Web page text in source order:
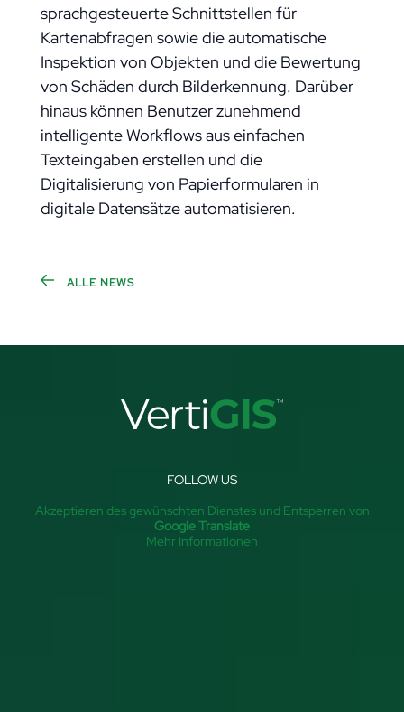
sprachgesteuerte Schnittstellen für
Kartenabfragen sowie die automatische
Inspektion von Objekten und die Bewertung
von Schäden durch Bilderkennung. Darüber
hinaus können Benutzer zunehmend
intelligente Workflows aus einfachen
Texteingaben erstellen und die
Digitalisierung von Papierformularen in
digitale Datensätze automatisieren.
ALLE NEWS
FOLLOW US
Akzeptieren des gewünschten Dienstes und Entsperren von
Google Translate
Mehr Informationen